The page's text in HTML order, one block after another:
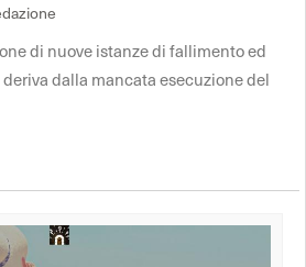
di nuove istanze di fallimento ed
dalla mancata esecuzione del